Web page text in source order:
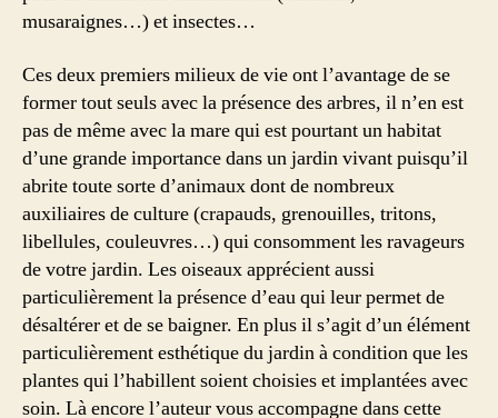
musaraignes…) et insectes…
Ces deux premiers milieux de vie ont l’avantage de se
former tout seuls avec la présence des arbres, il n’en est
pas de même avec la mare qui est pourtant un habitat
d’une grande importance dans un jardin vivant puisqu’il
abrite toute sorte d’animaux dont de nombreux
auxiliaires de culture (crapauds, grenouilles, tritons,
libellules, couleuvres…) qui consomment les ravageurs
de votre jardin. Les oiseaux apprécient aussi
particulièrement la présence d’eau qui leur permet de
désaltérer et de se baigner. En plus il s’agit d’un élément
particulièrement esthétique du jardin à condition que les
plantes qui l’habillent soient choisies et implantées avec
soin. Là encore l’auteur vous accompagne dans cette